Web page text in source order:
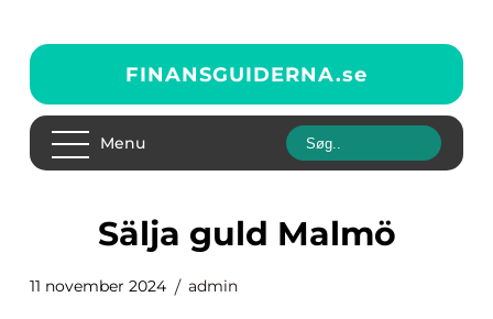
FINANSGUIDERNA.se
Menu
Sälja guld Malmö
11 november 2024 admin